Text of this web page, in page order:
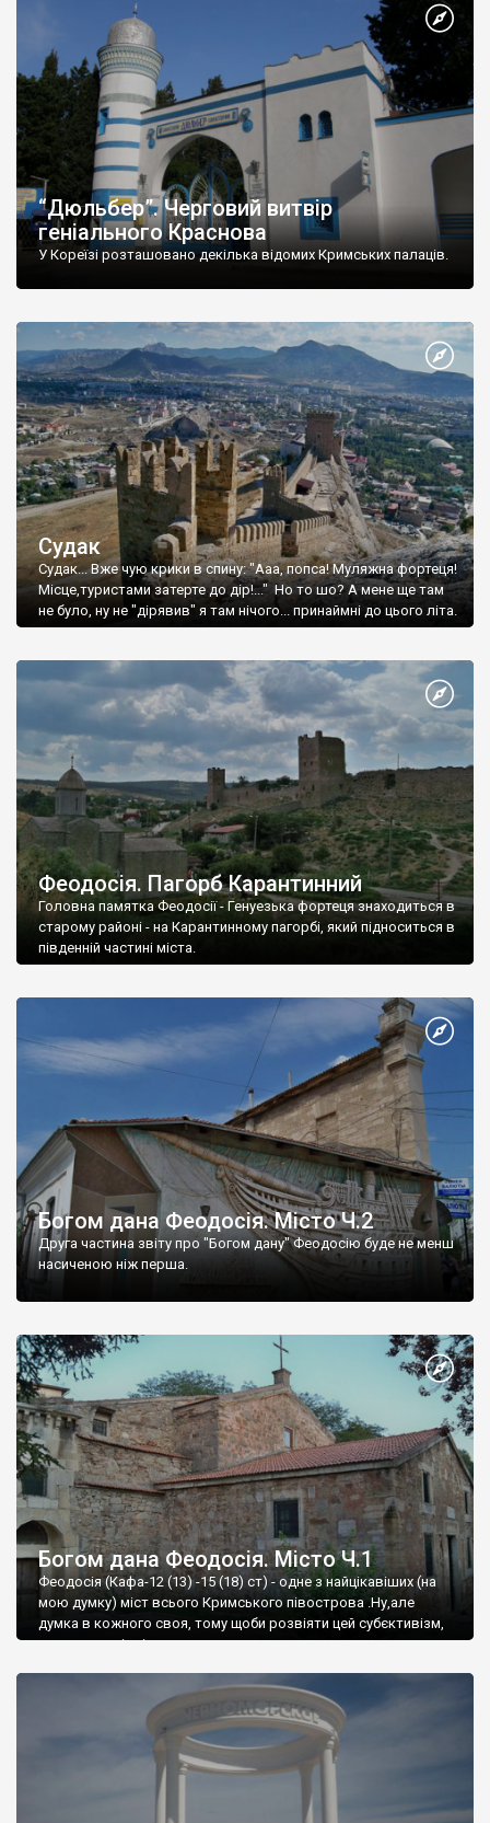
“Дюльбер”. Черговий витвір
геніального Краснова
У Кореїзі розташовано декілька відомих Кримських палаців.
Судак
Судак... Вже чую крики в спину: "Ааа, попса! Муляжна фортеця!
Місце,туристами затерте до дір!..." Но то шо? А мене ще там
не було, ну не "дірявив" я там нічого... принаймні до цього літа.
Феодосія. Пагорб Карантинний
Головна памятка Феодосії - Генуезька фортеця знаходиться в
старому районі - на Карантинному пагорбі, який підноситься в
південній частині міста.
Богом дана Феодосія. Місто Ч.2
Друга частина звіту про "Богом дану" Феодосію буде не менш
насиченою ніж перша.
Богом дана Феодосія. Місто Ч.1
Феодосія (Кафа-12 (13) -15 (18) ст) - одне з найцікавіших (на
мою думку) міст всього Кримського півострова .Ну,але
думка в кожного своя, тому щоби розвіяти цей субєктивізм,
запрошую відвідати це